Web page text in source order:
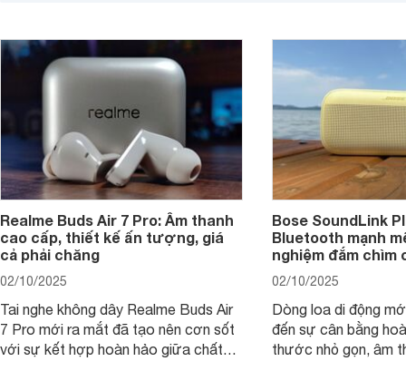
phẩm chất lượng cao, nhưng hướng
tới đối tượng khách hàng khác nhau.
Realme Buds Air 7 Pro: Âm thanh
cao cấp, thiết kế ấn tượng, giá
cả phải chăng
02/10/2025
Tai nghe không dây Realme Buds Air
7 Pro mới ra mắt đã tạo nên cơn sốt
với sự kết hợp hoàn hảo giữa chất
Bose SoundLink
Bluetooth mạnh
nghiệm đắm chìm
02/10/2025
Dòng loa di động
đến sự cân bằng
thước nhỏ gọn, âm